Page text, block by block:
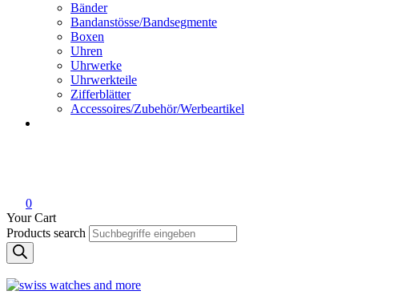
Bänder
Bandanstösse/Bandsegmente
Boxen
Uhren
Uhrwerke
Uhrwerkteile
Zifferblätter
Accessoires/Zubehör/Werbeartikel
0
Your Cart
Products search